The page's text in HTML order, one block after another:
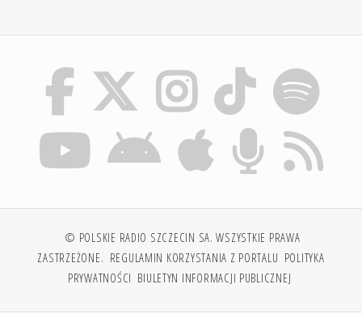
© POLSKIE RADIO SZCZECIN SA. WSZYSTKIE PRAWA
ZASTRZEŻONE. REGULAMIN KORZYSTANIA Z PORTALU POLITYKA
PRYWATNOŚCI BIULETYN INFORMACJI PUBLICZNEJ